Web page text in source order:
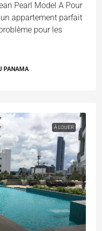
Pearl Model A Pour
appartement parfait
pour les
PANAMA
À LOUER